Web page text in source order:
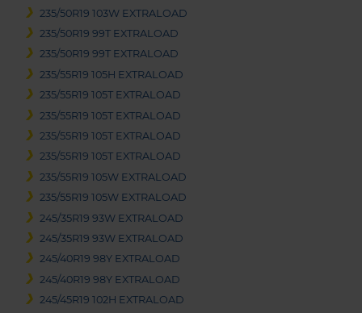
235/50R19 103W EXTRALOAD
235/50R19 99T EXTRALOAD
235/50R19 99T EXTRALOAD
235/55R19 105H EXTRALOAD
235/55R19 105T EXTRALOAD
235/55R19 105T EXTRALOAD
235/55R19 105T EXTRALOAD
235/55R19 105T EXTRALOAD
235/55R19 105W EXTRALOAD
235/55R19 105W EXTRALOAD
245/35R19 93W EXTRALOAD
245/35R19 93W EXTRALOAD
245/40R19 98Y EXTRALOAD
245/40R19 98Y EXTRALOAD
245/45R19 102H EXTRALOAD